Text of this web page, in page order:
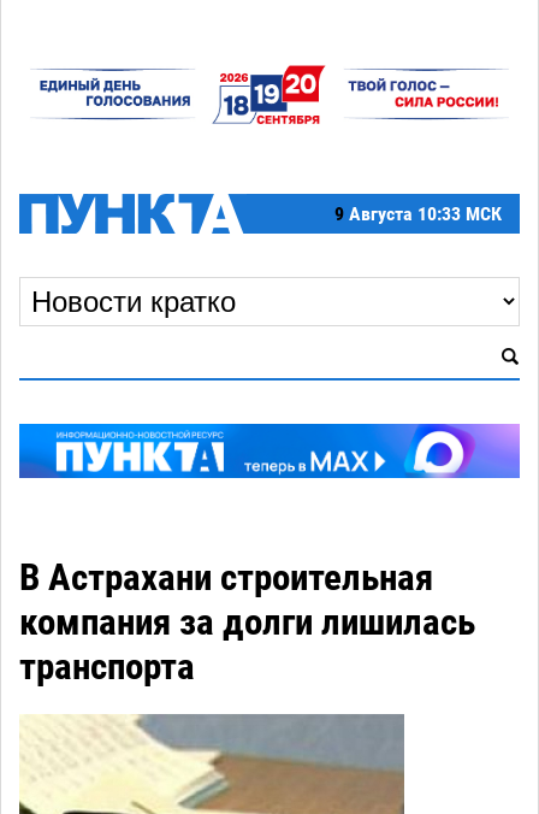
9 Августа 10:33 МСК
В Астрахани строительная
компания за долги лишилась
транспорта